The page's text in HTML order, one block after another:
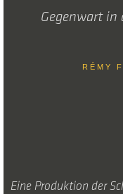
Gegenwart in
RÉMY
Eine Produktion der